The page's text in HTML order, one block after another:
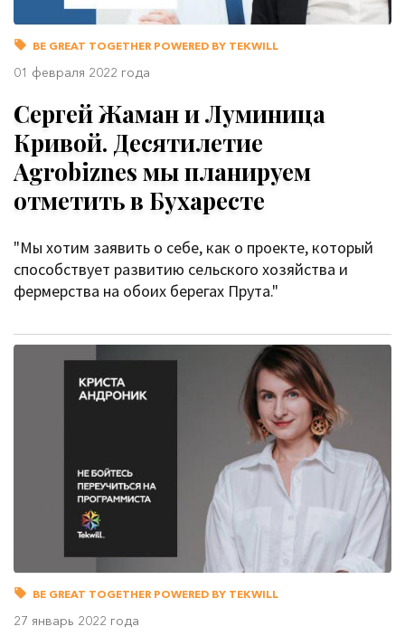
BE GREAT TOGETHER POWERED BY TEKWILL
01 февраля 2022 года
Сергей Жаман и Луминица
Кривой. Десятилетие
Аgrobiznes мы планируем
отметить в Бухаресте
"Мы хотим заявить о себе, как о проекте, который
способствует развитию сельского хозяйства и
фермерства на обоих берегах Прута."
BE GREAT TOGETHER POWERED BY TEKWILL
27 январь 2022 года